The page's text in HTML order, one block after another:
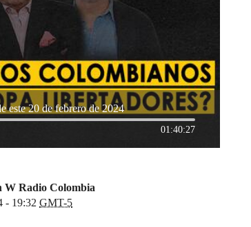
este 20 de febrero de 2024
01:40:27
W Radio Colombia
- 19:32 GMT-5